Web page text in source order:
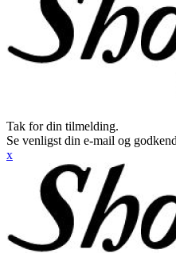
Tak for din tilmelding.
Se venligst din e-mail og
x